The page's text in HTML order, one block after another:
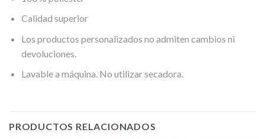
Calidad superior
Los productos personalizados no admiten cambios ni
devoluciones.
Lavable a máquina. No utilizar secadora.
PRODUCTOS RELACIONADOS